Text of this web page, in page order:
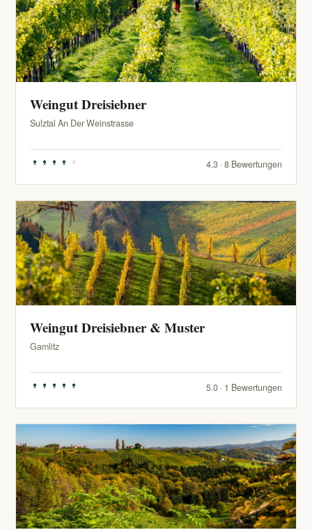
Weingut Dreisiebner
Sulztal An Der Weinstrasse
4.3 · 8 Bewertungen
Weingut Dreisiebner & Muster
Gamlitz
5.0 · 1 Bewertungen